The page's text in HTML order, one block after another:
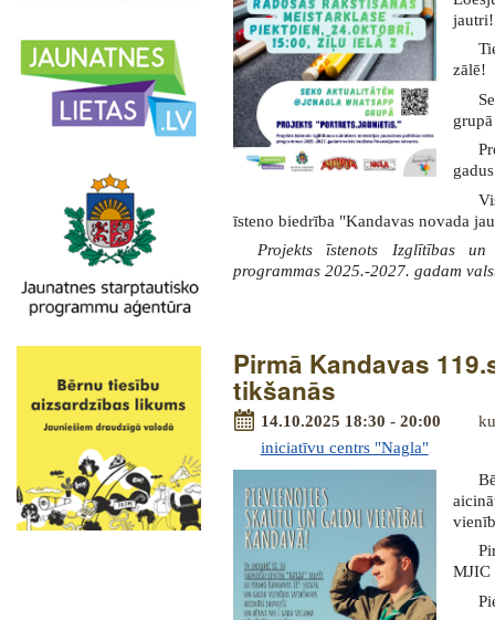
jautri!
zālē!
īsteno biedrība "Kandavas novada
Projekts īstenots Izglītības
programmas 2025.-2027. gadam
Pirmā Kandavas
tikšanās
14.10.2025 18:30 - 20:00
iniciatīvu centrs "Nagla"
MJIC